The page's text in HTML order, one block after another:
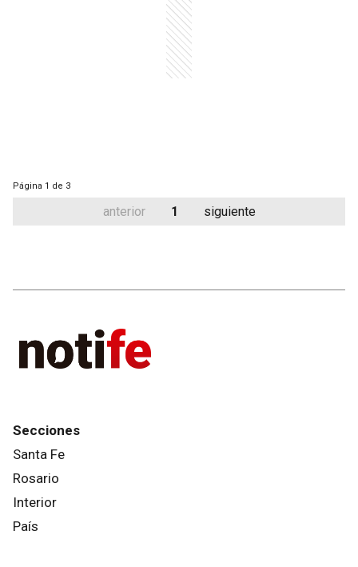
Página 1 de 3
anterior 1 siguiente
Secciones
Santa Fe
Rosario
Interior
País